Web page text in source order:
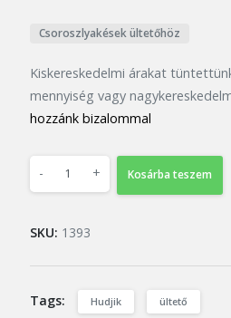
Csoroszlyakések ültetőhöz
Kiskereskedelmi árakat
mennyiség vagy
hozzánk bizalommal
- + Kosárba teszem
SKU: 1393
Tags: Hudjik ültető